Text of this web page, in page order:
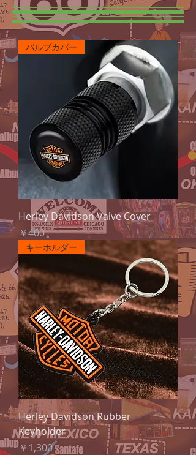
バルブカバー
Herley Davidson Valve Cover
価格
￥400
キーホルダー
Herley Davidson Rubber
Keyholder
価格
￥1,300